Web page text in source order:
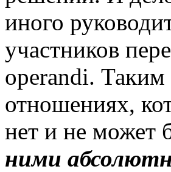
иного
участников
operandi.
отношениях,
нет и не может
ними